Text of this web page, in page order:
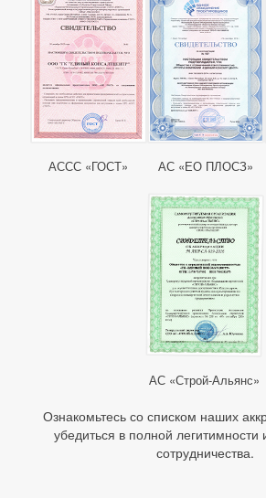
АССС «ГОСТ» АС «ЕО ПЛОСЗ»
АС «Строй-Альянс»
Ознакомьтесь со списком наших
убедиться в полной легитимности
сотрудничества.